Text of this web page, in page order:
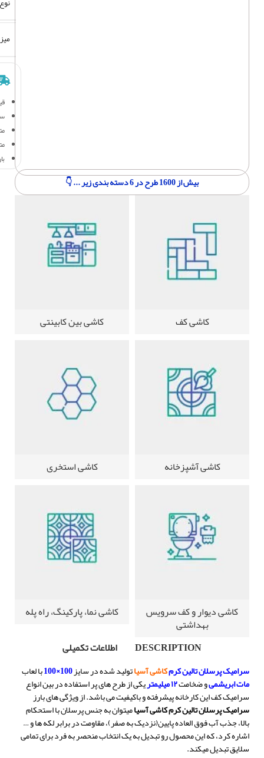
بیش از 1600 طرح در 6 دسته بندی زیر ... 👇
کاشی کف کاشی بین کابینتی
کاشی آشپزخانه کاشی استخری
کاشی دیوار و کف سرویس
بهداشتی
کاشی نما، پارکینگ، راه پله
DESCRIPTION
اطلاعات تکمیلی
سرامیک پرسلان تالین کرمکاشیآسیاتولید شده در سایز100×100 با لعاب
مات ابریشمیو ضخامت۱۲ میلیمتر یکی از طرح های پر استفاده در بین انواع
سرامیک کف این کارخانه پیشرفته و باکیفیت می باشد.از ویژگی های بارز
سرامیک پرسلان تالین کرم کاشی آسیامیتوان به جنس پرسلان با استحکام
بالا، جذب آب فوق العاده پایین(نزدیک به صفر)، مقاومت در برابر لکه ها و …
اشاره کرد، که این محصول رو تبدیل به یک انتخاب منحصر به فرد برای تمامی
سلایق تبدیل میکند.